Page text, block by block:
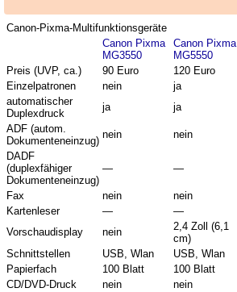
Canon-Pixma-Multifunktionsgeräte
Canon Pixma
MG3550
Canon Pixma
MG5550
Preis (UVP, ca.)
90 Euro 120 Euro
Einzelpatronen
nein ja
automatischer
Duplexdruck
ja ja
ADF (autom.
Dokumenteneinzug)
nein nein
DADF
(duplexfähiger
Dokumenteneinzug)
— —
Fax nein nein
Kartenleser
— —
Vorschaudisplay
nein
2,4 Zoll (6,1
cm)
Schnittstellen
USB, Wlan USB, Wlan
Papierfach
100 Blatt 100 Blatt
CD/DVD-Druck
nein nein